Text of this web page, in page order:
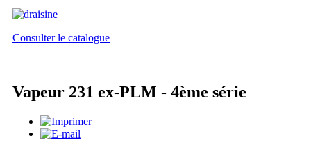
Consulter le catalogue
Vapeur 231 ex-PLM - 4ème série